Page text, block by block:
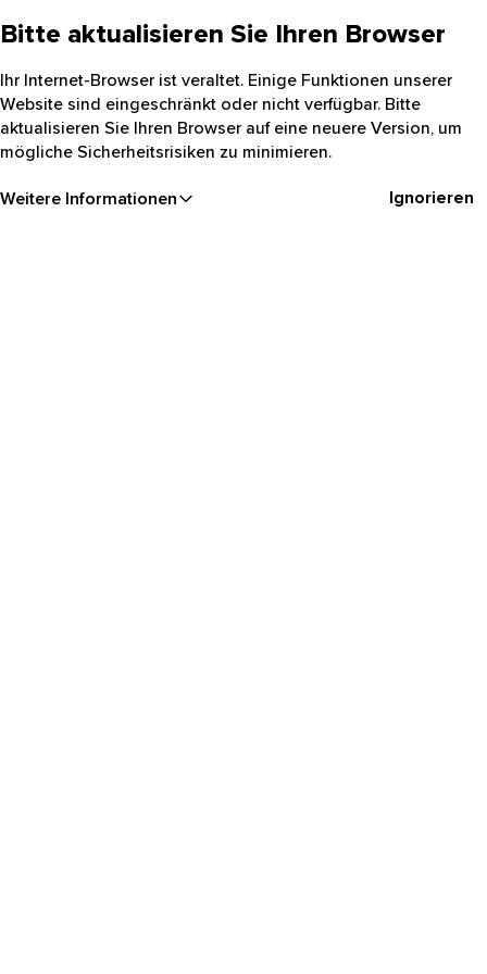
Bitte aktualisieren Sie Ihren Browser
Ihr Internet-Browser ist veraltet. Einige Funktionen unserer
Website sind eingeschränkt oder nicht verfügbar. Bitte
aktualisieren Sie Ihren Browser auf eine neuere Version, um
mögliche Sicherheitsrisiken zu minimieren.
Weitere Informationen Ignorieren